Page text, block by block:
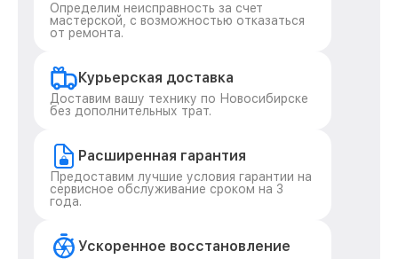
Определим неисправность за счет
мастерской, с возможностью отказаться
от ремонта.
Курьерская доставка
Доставим вашу технику по Новосибирске
без дополнительных трат.
Расширенная гарантия
Предоставим лучшие условия гарантии на
сервисное обслуживание сроком на 3
года.
Ускоренное восстановление